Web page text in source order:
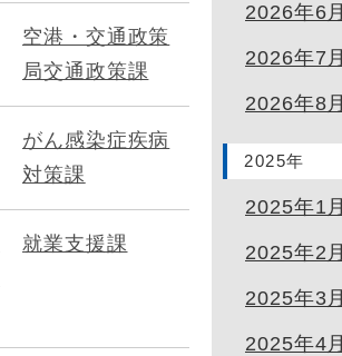
空港・交通政策
局交通政策課
がん感染症疾病
対策課
就業支援課
2026年6月
2026年7月
2026年8月
2025年
2025年1月
2025年2月
2025年3月
2025年4月